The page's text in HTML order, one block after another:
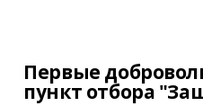
Первые
пункт отбора